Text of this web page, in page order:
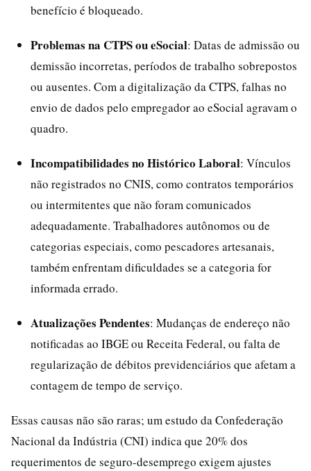
benefício é bloqueado.
Problemas na CTPS ou eSocial: Datas de admissão ou
demissão incorretas, períodos de trabalho sobrepostos
ou ausentes. Com a digitalização da CTPS, falhas no
envio de dados pelo empregador ao eSocial agravam o
quadro.
Incompatibilidades no Histórico Laboral: Vínculos
não registrados no CNIS, como contratos temporários
ou intermitentes que não foram comunicados
adequadamente. Trabalhadores autônomos ou de
categorias especiais, como pescadores artesanais,
também enfrentam dificuldades se a categoria for
informada errado.
Atualizações Pendentes: Mudanças de endereço não
notificadas ao IBGE ou Receita Federal, ou falta de
regularização de débitos previdenciários que afetam a
contagem de tempo de serviço.
Essas causas não são raras; um estudo da Confederação
Nacional da Indústria (CNI) indica que 20% dos
requerimentos de seguro-desemprego exigem ajustes